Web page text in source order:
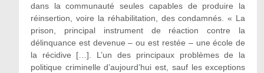
dans la communauté seules capables de produire la
réinsertion, voire la réhabilitation, des condamnés. « La
prison, principal instrument de réaction contre la
délinquance est devenue – ou est restée – une école de
la récidive […]. L’un des principaux problèmes de la
politique criminelle d’aujourd’hui est, sauf les exceptions